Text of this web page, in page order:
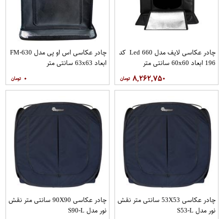
چادر عکاسی لایف مدل Led 660 کد
196 ابعاد 60x60 سانتی متر
۸,۲۶۲,۷۵۰
چادر عکاسی اس او پی مدل FM-630
ابعاد 63x63 سانتی متر
۰
چادر عکاسی 53X53 سانتی متر نقش
نور مدل S53-L
چادر عکاسی 90X90 سانتی متر نقش
نور مدل S90-L